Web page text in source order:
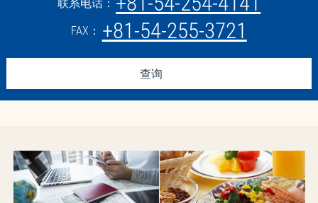
联系电话：
FAX： +81-54-255-3721
查询